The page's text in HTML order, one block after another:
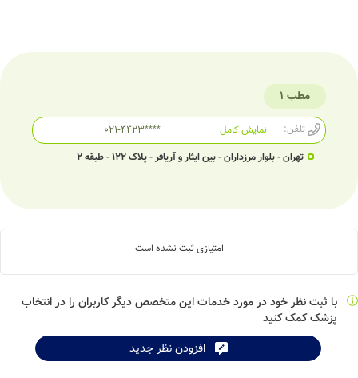
مطب 1
تلفن: 021-4423****
نمایش کامل
تهران - بلوار مرزداران - بین ایثار و آریافر - پلاک 122 - طبقه 2
امتیازی ثبت نشده است
با ثبت نظر خود در مورد خدمات این متخصص دیگر کاربران را در انتخاب
پزشک کمک کنید
افزودن نظر جدید